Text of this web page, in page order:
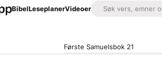
BibelLeseplanerVideoer
Første Samuelsbok 21